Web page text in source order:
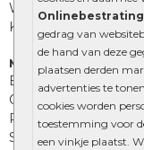
gedrag van
de hand van deze
plaatsen derden
advertenties te
cookies worden
toestemming voor
een vinkje plaatst.
Wildverband
Kingstones
Muurelementen
Betonbielzen
Opsluitbanden
Palissades
Stapelblokken